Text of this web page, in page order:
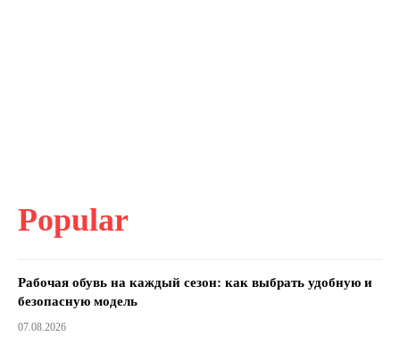
Popular
Рабочая обувь на каждый сезон: как выбрать удобную и
безопасную модель
07.08.2026